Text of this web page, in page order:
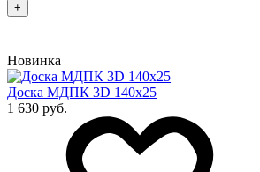
+
Новинка
Доска МДПК 3D 140x25
1 630 руб.